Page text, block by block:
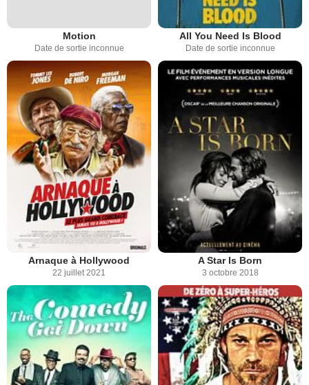
Motion
Date de sortie inconnue
All You Need Is Blood
Date de sortie inconnue
Arnaque à Hollywood
22 juillet 2021
A Star Is Born
3 octobre 2018